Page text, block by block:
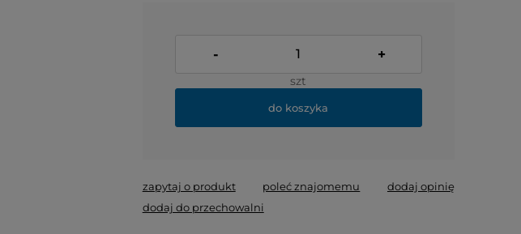
- +
szt
do koszyka
zapytaj o produkt poleć znajomemu
dodaj opinię
dodaj do przechowalni